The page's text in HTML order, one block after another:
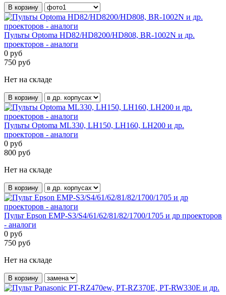
В корзину
Пульты Optoma HD82/HD8200/HD808, BR-1002N и др.
проекторов - аналоги
0 руб
750 руб
Нет на складе
В корзину
Пульты Optoma ML330, LH150, LH160, LH200 и др.
проекторов - аналоги
0 руб
800 руб
Нет на складе
В корзину
Пульт Epson EMP-S3/S4/61/62/81/82/1700/1705 и др проекторов
- аналоги
0 руб
750 руб
Нет на складе
В корзину